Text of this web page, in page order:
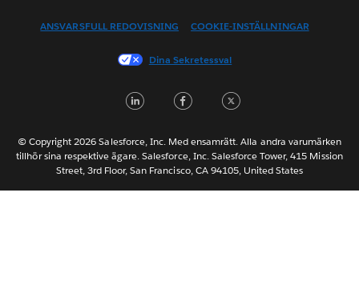
Français (Canada)
Français (France)
日本語
Nederlands
Português
ANSVARSFULL REDOVISNING COOKIE-INSTÄLLNINGAR
Dina Sekretessval
LinkedInFacebook
© Copyright 2026 Salesforce, Inc. Med ensamrätt. Alla andra varumärken
tillhör sina respektive ägare. Salesforce, Inc. Salesforce Tower, 415 Mission
Street, 3rd Floor, San Francisco, CA 94105, United States